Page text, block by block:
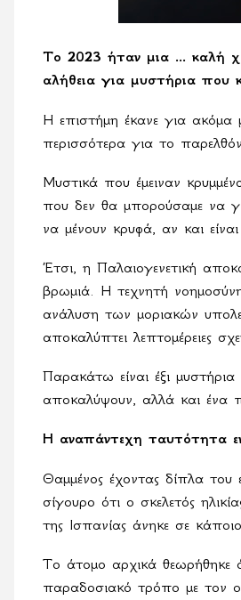
Το 2023 ήταν μια ... καλή
αλήθεια για μυστήρια που
Η επιστήμη έκανε για ακόμα
περισσότερα για το
Μυστικά που έμειναν
που δεν θα μπορούσαμε να
να μένουν κρυφά, αν και
Έτσι, η Παλαιογενετική
βρωμιά. Η τεχνητή
ανάλυση των μοριακών
αποκαλύπτει λεπτομέρειες
Παρακάτω είναι έξι
αποκαλύψουν, αλλά και ένα
Η αναπάντεχη ταυτότητα
Θαμμένος έχοντας δίπλα του
σίγουρο ότι ο σκελετός
της Ισπανίας άνηκε σε
Το άτομο αρχικά θεωρήθηκε
παραδοσιακό τρόπο με τον